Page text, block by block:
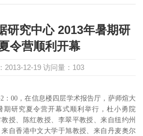
研究中心 2013年暑期研
令营顺利开幕
2013-12-19 访问量： 103
2 ：00 ，在信息楼四层学术报告厅，萨师煊大
期研究夏令营开幕式顺利举行，杜小勇院
授、陈红教授、李翠平教授、来自纽约州
自香港中文大学于旭教授、来自丹麦奥尔